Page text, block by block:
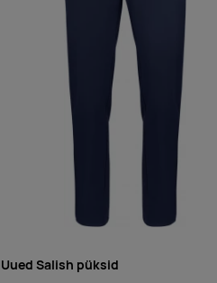
Uued Salish püksid